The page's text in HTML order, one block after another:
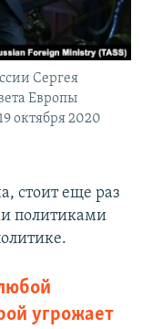
Сергея
Европы
октября 2020
стоит еще раз
политиками
угрожает